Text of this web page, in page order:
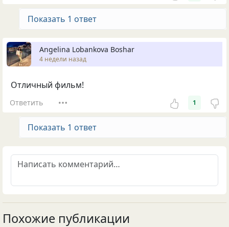
Показать 1 ответ
Angelina Lobankova Boshar
4 недели назад
Отличный фильм!
Ответить 1
Показать 1 ответ
Похожие публикации